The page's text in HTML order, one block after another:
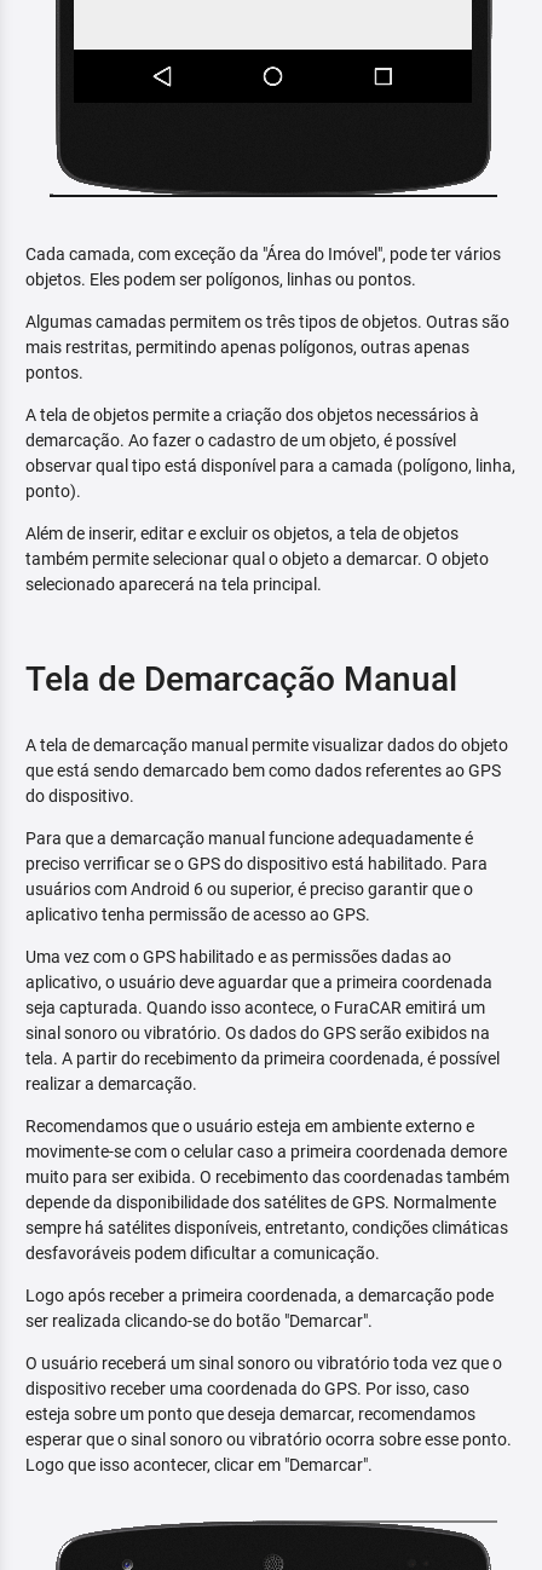
Cada camada, com exceção da "Área do Imóvel", pode ter vários
objetos. Eles podem ser polígonos, linhas ou pontos.
Algumas camadas permitem os três tipos de objetos. Outras são
mais restritas, permitindo apenas polígonos, outras apenas
pontos.
A tela de objetos permite a criação dos objetos necessários à
demarcação. Ao fazer o cadastro de um objeto, é possível
observar qual tipo está disponível para a camada (polígono, linha,
ponto).
Além de inserir, editar e excluir os objetos, a tela de objetos
também permite selecionar qual o objeto a demarcar. O objeto
selecionado aparecerá na tela principal.
Tela de Demarcação Manual
A tela de demarcação manual permite visualizar dados do objeto
que está sendo demarcado bem como dados referentes ao GPS
do dispositivo.
Para que a demarcação manual funcione adequadamente é
preciso verrificar se o GPS do dispositivo está habilitado. Para
usuários com Android 6 ou superior, é preciso garantir que o
aplicativo tenha permissão de acesso ao GPS.
Uma vez com o GPS habilitado e as permissões dadas ao
aplicativo, o usuário deve aguardar que a primeira coordenada
seja capturada. Quando isso acontece, o FuraCAR emitirá um
sinal sonoro ou vibratório. Os dados do GPS serão exibidos na
tela. A partir do recebimento da primeira coordenada, é possível
realizar a demarcação.
Recomendamos que o usuário esteja em ambiente externo e
movimente-se com o celular caso a primeira coordenada demore
muito para ser exibida. O recebimento das coordenadas também
depende da disponibilidade dos satélites de GPS. Normalmente
sempre há satélites disponíveis, entretanto, condições climáticas
desfavoráveis podem dificultar a comunicação.
Logo após receber a primeira coordenada, a demarcação pode
ser realizada clicando-se do botão "Demarcar".
O usuário receberá um sinal sonoro ou vibratório toda vez que o
dispositivo receber uma coordenada do GPS. Por isso, caso
esteja sobre um ponto que deseja demarcar, recomendamos
esperar que o sinal sonoro ou vibratório ocorra sobre esse ponto.
Logo que isso acontecer, clicar em "Demarcar".